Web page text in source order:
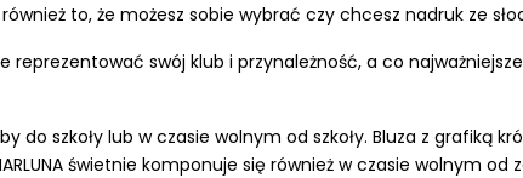
to, że możesz sobie wybrać czy chcesz nadruk ze
reprezentować swój klub i przynależność, a co
szkoły lub w czasie wolnym od szkoły. Bluza z grafiką
świetnie komponuje się również w czasie wolnym